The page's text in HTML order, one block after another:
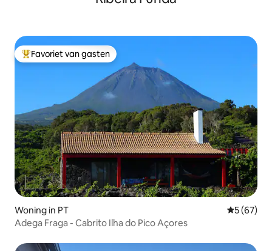
Topfavoriet van gasten
Favoriet van gasten
Woning in PT
5 (67)
Adega Fraga - Cabrito Ilha do Pico Açores